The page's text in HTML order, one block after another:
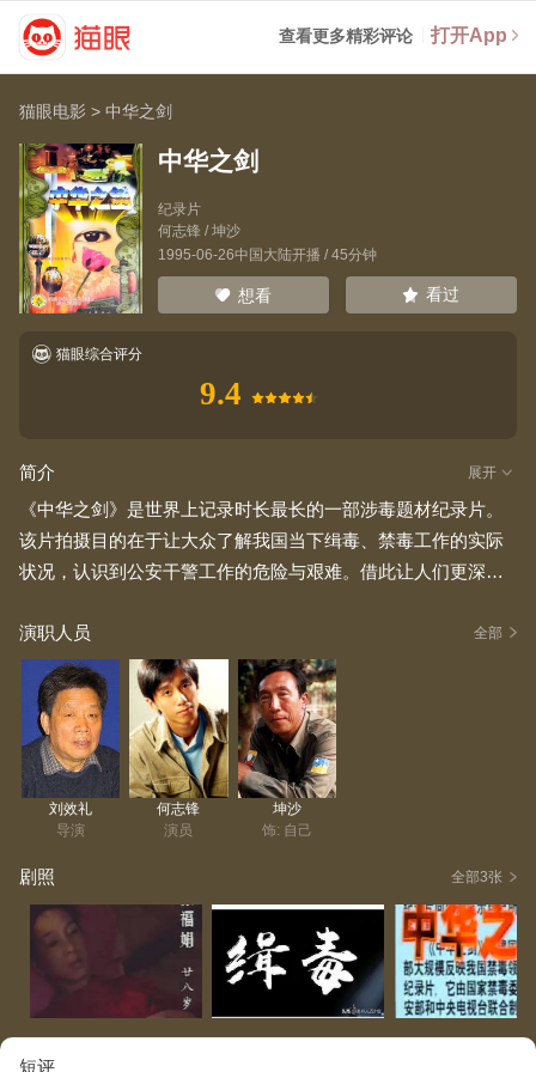
查看更多精彩评论 打开App
猫眼电影 >中华之剑
中华之剑
纪录片
何志锋/ 坤沙
1995-06-26中国大陆开播 / 45分钟
想看 看过
猫眼综合评分
9.4
简介 展开
《中华之剑》是世界上记录时长最长的一部涉毒题材纪录片。
该片拍摄目的在于让大众了解我国当下缉毒、禁毒工作的实际
状况，认识到公安干警工作的危险与艰难。借此让人们更深入
片展现了我国公安干警不顾生死，在艰难环境中与中外贩毒分
子斗争，甚至不惜牺牲生命的场景，同时也反映了我国公安、
海关、边防、卫生等部门开展禁毒斗争的长期性与艰苦性。
演职人员 全部
刘效礼
导演
何志锋
演员
坤沙
饰: 自己
剧照 全部3张
短评